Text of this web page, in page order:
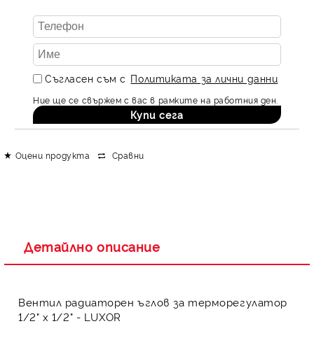
Съгласен съм с Политиката за лични данни
Ние ще се свържем с вас в рамките на работния ден.
Оцени продукта Сравни
Детайлно описание
Вентил радиаторен ъглов за терморегулатор
1/2" x 1/2" - LUXOR